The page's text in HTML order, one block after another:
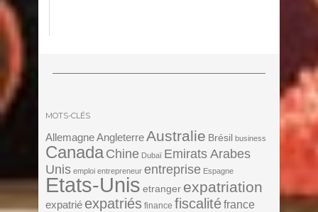
MOTS-CLÉS
Allemagne AngleterreAustralie Brésil business
Canada Chine Dubaï Emirats Arabes
Unis emploi entrepreneur entreprise Espagne
Etats-Unis etranger expatriation
expatrié expatriés finance fiscalitéfrance